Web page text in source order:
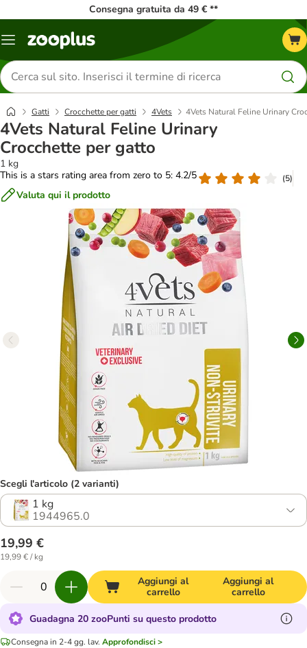
Consegna gratuita da 49 € **
Overview
Cerca
prodotti
Gatti Crocchette per gatti 4Vets 4Vets Natural Feline Urinary
4Vets Natural Feline Urinary
Crocchette per gatto
1 kg
This is a stars rating area from zero to 5: 4.2/5
(5)
Valuta qui il prodotto
Scegli l'articolo (2 varianti)
1 kg
1944965.0
19,99 €
19,99 € / kg
Aggiungi al
carrello
Aggiungi al
carrello
Guadagna 20 zooPunti su questo prodotto
Consegna in 2-4 gg. lav. Approfondisci >